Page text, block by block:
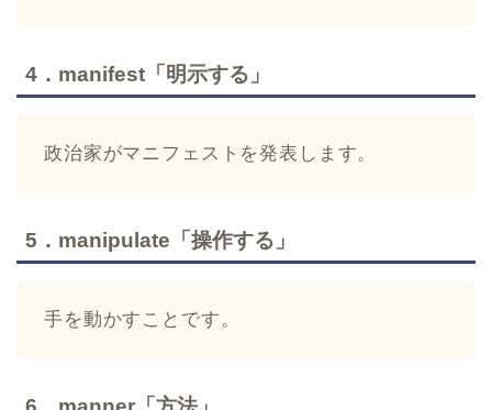
4．manifest「明示する」
政治家がマニフェストを発表します。
5．manipulate「操作する」
手を動かすことです。